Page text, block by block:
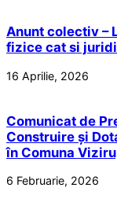
Anunt colectiv –
fizice cat si
16 Aprilie, 2026
Comunicat de
Construire și
în Comuna
6 Februarie, 2026